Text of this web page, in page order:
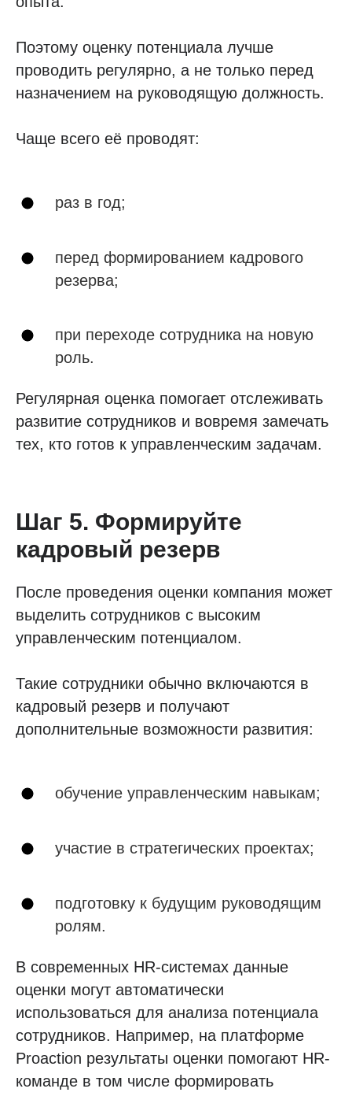
Поэтому оценку потенциала лучше
проводить регулярно, а не только перед
назначением на руководящую должность.
Чаще всего её проводят:
раз в год;
перед формированием кадрового
резерва;
при переходе сотрудника на новую
роль.
Регулярная оценка помогает отслеживать
развитие сотрудников и вовремя замечать
тех, кто готов к управленческим задачам.
Шаг 5. Формируйте
кадровый резерв
После проведения оценки компания может
выделить сотрудников с высоким
управленческим потенциалом.
Такие сотрудники обычно включаются в
кадровый резерв и получают
дополнительные возможности развития:
обучение управленческим навыкам;
участие в стратегических проектах;
подготовку к будущим руководящим
ролям.
В современных HR-системах данные
оценки могут автоматически
использоваться для анализа потенциала
сотрудников. Например, на платформе
Proaction результаты оценки помогают HR-
команде в том числе формировать